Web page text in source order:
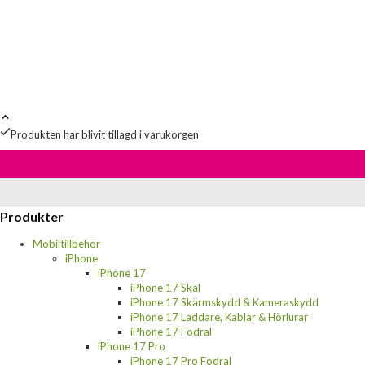
Produkten har blivit tillagd i varukorgen
Produkter
Mobiltillbehör
iPhone
iPhone 17
iPhone 17 Skal
iPhone 17 Skärmskydd & Kameraskydd
iPhone 17 Laddare, Kablar & Hörlurar
iPhone 17 Fodral
iPhone 17 Pro
iPhone 17 Pro Fodral